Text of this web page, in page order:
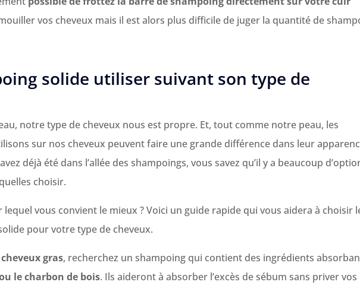
vos cheveux mais il est alors plus difficile de juger la quantité de
solide utiliser suivant son type de
notre type de cheveux nous est propre. Et, tout comme notre peau, les
sur nos cheveux peuvent faire une grande différence dans leur
déjà été dans l’allée des shampoings, vous savez qu’il y a beaucoup
choisir.
vous convient le mieux ? Voici un guide rapide qui vous aidera à choisir
pour votre type de cheveux.
gras, recherchez un shampoing qui contient des ingrédients
le charbon de bois. Ils aideront à absorber l’excès de sébum sans priver vos